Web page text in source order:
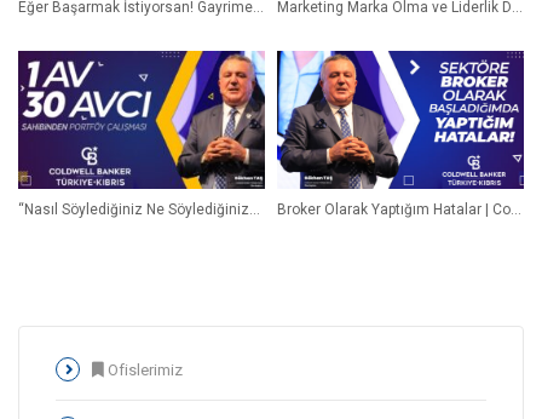
“Nasıl Söylediğiniz Ne Söylediğinizden Daha Önemlidir.” Dr. Gökhan Taş | Coldwell Banker® Broker Olarak Yaptığım Hatalar | Coldwell Banker®
Ofislerimiz